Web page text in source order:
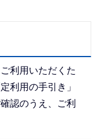
利用いただくた
利用の手引き」
認のうえ、ご利